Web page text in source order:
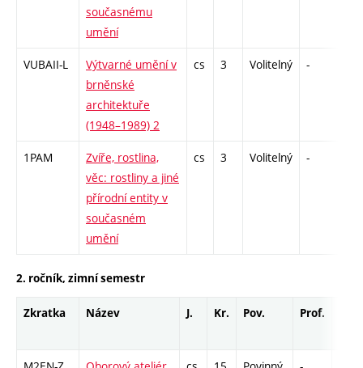
současnému
umění
VUBAII-L
Výtvarné umění v
brněnské
architektuře
(1948–1989) 2
cs 3 Volitelný -
1PAM
Zvíře, rostlina,
věc: rostliny a jiné
přírodní entity v
současném
umění
cs 3 Volitelný -
2. ročník, zimní semestr
Zkratka Název J. Kr. Pov. Prof.